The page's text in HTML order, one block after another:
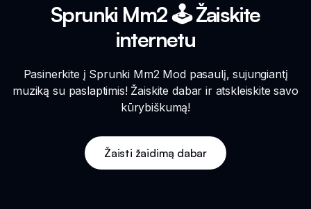
Sprunki Mm2 🕹️ Žaiskite
internetu
Pasinerkite į Sprunki Mm2 Mod pasaulį, sujungiantį
muziką su paslaptimis! Žaiskite dabar ir atskleiskite savo
kūrybiškumą!
Žaisti žaidimą dabar